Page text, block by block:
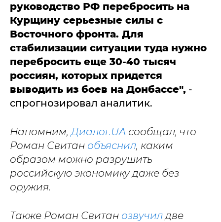
руководство РФ перебросить на
Курщину серьезные силы с
Восточного фронта. Для
стабилизации ситуации туда нужно
перебросить еще 30-40 тысяч
россиян, которых придется
выводить из боев на Донбассе", -
спрогнозировал аналитик.
Напомним,Диалог.UA сообщал, что
Роман Свитан объяснил, каким
образом можно разрушить
российскую экономику даже без
оружия.
Также Роман Свитан озвучилдве